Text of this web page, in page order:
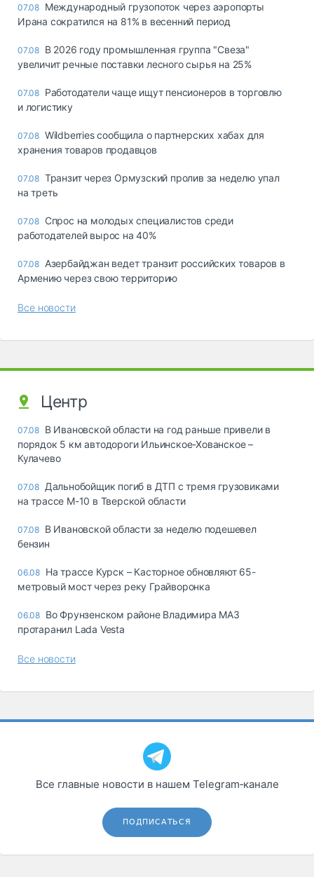
07.08 Международный грузопоток через аэропорты
Ирана сократился на 81% в весенний период
07.08 В 2026 году промышленная группа "Свеза"
увеличит речные поставки лесного сырья на 25%
07.08 Работодатели чаще ищут пенсионеров в торговлю
и логистику
07.08 Wildberries сообщила о партнерских хабах для
хранения товаров продавцов
07.08 Транзит через Ормузский пролив за неделю упал
на треть
07.08 Спрос на молодых специалистов среди
работодателей вырос на 40%
07.08 Азербайджан ведет транзит российских товаров в
Армению через свою территорию
Все новости
Центр
07.08 В Ивановской области на год раньше привели в
порядок 5 км автодороги Ильинское-Хованское –
Кулачево
07.08 Дальнобойщик погиб в ДТП с тремя грузовиками
на трассе М-10 в Тверской области
07.08 В Ивановской области за неделю подешевел
бензин
06.08 На трассе Курск – Касторное обновляют 65-
метровый мост через реку Грайворонка
06.08 Во Фрунзенском районе Владимира МАЗ
протаранил Lada Vesta
Все новости
Все главные новости в нашем Telegram‑канале
ПОДПИСАТЬСЯ